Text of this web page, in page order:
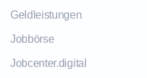
Geldleistungen
Jobbörse
Jobcenter.digital